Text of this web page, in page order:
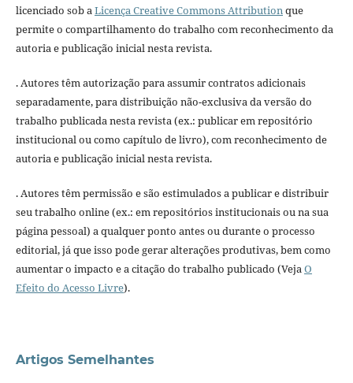
licenciado sob aLicença Creative Commons Attributionque
permite o compartilhamento do trabalho com reconhecimento da
autoria e publicação inicial nesta revista.
. Autores têm autorização para assumir contratos adicionais
separadamente, para distribuição não-exclusiva da versão do
trabalho publicada nesta revista (ex.: publicar em repositório
institucional ou como capítulo de livro), com reconhecimento de
autoria e publicação inicial nesta revista.
. Autores têm permissão e são estimulados a publicar e distribuir
seu trabalho online (ex.: em repositórios institucionais ou na sua
página pessoal) a qualquer ponto antes ou durante o processo
editorial, já que isso pode gerar alterações produtivas, bem como
aumentar o impacto e a citação do trabalho publicado (VejaO
Efeito do Acesso Livre).
Artigos Semelhantes